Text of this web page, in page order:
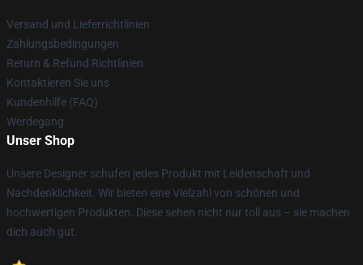
Versand und Lieferrichtlinien
Zahlungsbedingungen
Return & Refund Richtlinien
Kontaktieren Sie uns
Kundenhilfe (FAQ)
Werdegang
Unser Shop
Unsere Designer schufen jedes Produkt mit Leidenschaft und
Nachdenklichkeit. Wir bieten eine Vielzahl von schönen und
hochwertigen Produkten. Diese sehen nicht nur toll aus – sie machen
dich auch gut.